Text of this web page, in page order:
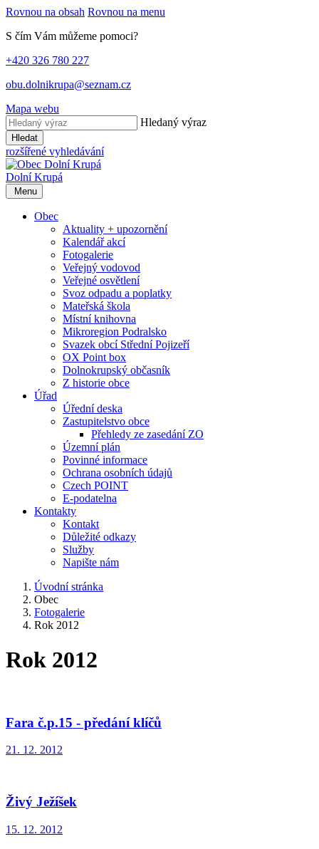
Rovnou na obsah Rovnou na menu
S čím Vám můžeme pomoci?
+420 326 780 227
obu.dolnikrupa@seznam.cz
Mapa webu
Hledaný výraz
Hledat
rozšířené vyhledávání
Dolní Krupá
Menu
Obec
Aktuality + upozornění
Kalendář akcí
Fotogalerie
Veřejný vodovod
Veřejné osvětlení
Svoz odpadu a poplatky
Mateřská škola
Místní knihovna
Mikroregion Podralsko
Svazek obcí Střední Pojizeří
OX Point box
Dolnokrupský občasník
Z historie obce
Úřad
Úřední deska
Zastupitelstvo obce
Přehledy ze zasedání ZO
Územní plán
Povinné informace
Ochrana osobních údajů
Czech POINT
E-podatelna
Kontakty
Kontakt
Důležité odkazy
Služby
Napište nám
Úvodní stránka
Obec
Fotogalerie
Rok 2012
Rok 2012
Fara č.p.15 - předání klíčů
21. 12. 2012
Živý Ježíšek
15. 12. 2012